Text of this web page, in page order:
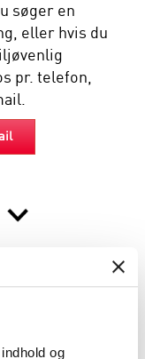
og
søger en
eller hvis du
pr. telefon,